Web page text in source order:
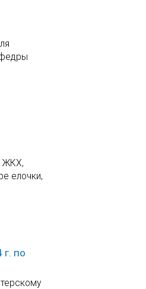
ЖКХ,
елочки,
г. по